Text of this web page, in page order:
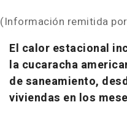
(Información remitida
El calor estacional
la cucaracha
de saneamiento,
viviendas en los